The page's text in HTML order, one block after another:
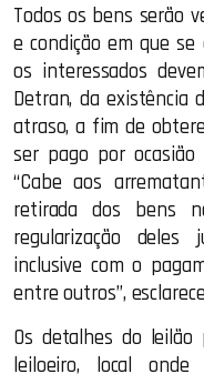
Todos os bens serão
e condição em que se
os interessados
Detran, da existência
atraso, a fim de
ser pago por ocasião
“Cabe aos
retirada dos bens
regularização deles
inclusive com o
entre outros”,
Os detalhes do
leiloeiro, local onde